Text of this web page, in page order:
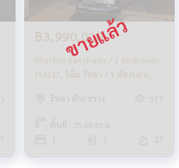
37
฿3,990,000
Rhythm Ratchada / 1 Bedroom
(SALE), ริทึ่ม รัชดา / 1 ห้องนอน
(ขาย) LIL019
รัชดา ห้วยขวาง
577
พื้นที่ : 35.00 ตร.ม.
1 1 27